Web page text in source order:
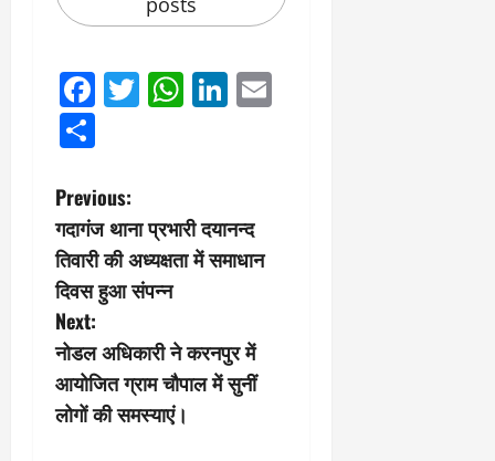
Facebook
Twitter
WhatsApp
LinkedIn
P
o
s
t
n
a
Previous:
गदागंज थाना प्रभारी दयानन्द
तिवारी की अध्यक्षता में समाधान
दिवस हुआ संपन्न
Next:
नोडल अधिकारी ने करनपुर में
आयोजित ग्राम चौपाल में सुनीं
लोगों की समस्याएं।